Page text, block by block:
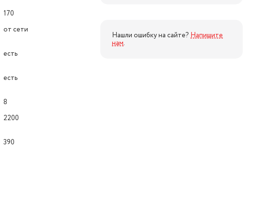
170
от сети
есть
есть
8
2200
390
Нашли ошибку на сайте? Напишите
нам.